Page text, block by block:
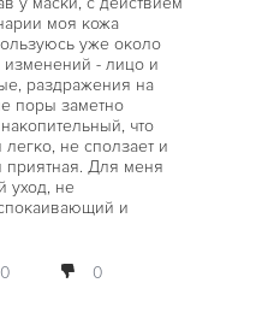
моя кожа
уже около
изменений - лицо и
раздражения на
поры заметно
что
легко, не сползает и
приятная. Для меня
уход, не
и
0 0